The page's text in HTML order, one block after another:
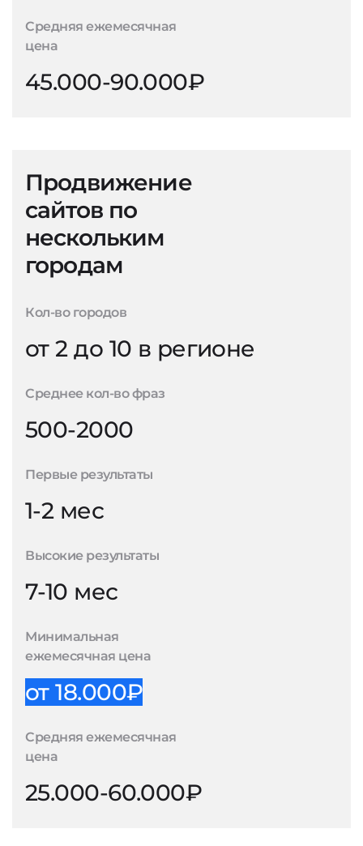
Средняя ежемесячная
цена
45.000-90.000₽
Продвижение
сайтов по
нескольким
городам
Кол-во городов
от 2 до 10 в регионе
Среднее кол-во фраз
500-2000
Первые результаты
1-2 мес
Высокие результаты
7-10 мес
Минимальная
ежемесячная цена
от 18.000₽
Средняя ежемесячная
цена
25.000-60.000₽